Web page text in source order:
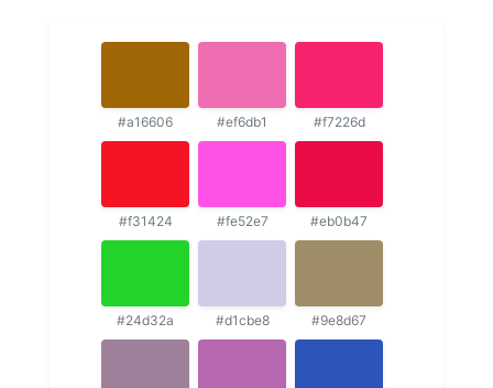
#a16606 #ef6db1 #f7226d
#f31424 #fe52e7 #eb0b47
#24d32a #d1cbe8 #9e8d67